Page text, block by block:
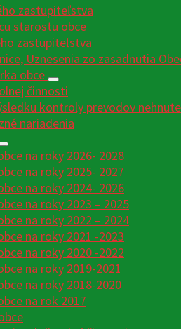
zastupiteľstva
starostu obce
zastupiteľstva
Uznesenia zo zasadnutia
obce
činnosti
kontroly prevodov
nariadenia
na roky 2026- 2028
na roky 2025- 2027
na roky 2024- 2026
na roky 2023 – 2025
na roky 2022 – 2024
na roky 2021 -2023
na roky 2020 -2022
na roky 2019-2021
na roky 2018-2020
na rok 2017